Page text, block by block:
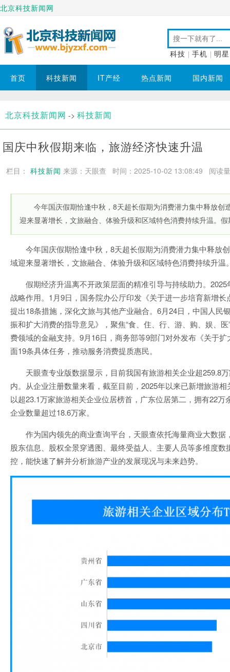
北京科技新闻网
科技 手机 明星
首页 科技新闻 IT产经 热点新闻 国内新闻
北京科技新闻网 -> 科技新闻
国庆中秋假期来临，旅游经济快速升温
栏目： 科技新闻 来源：天眼查 时间：2025-10-02 13:08:49 阅读
今年国庆假期恰逢中秋，8天超长假期为消费潜力集中释放创
迎来显著增长，文旅融合、体验升级和区域特色消费持续升温。
今年国庆假期恰逢中秋，8天超长假期为消费潜力集中释放
域迎来显著增长，文旅融合、体验升级和区域特色消费持续升温
假期经济升温离不开政策层面的精准引导与持续助力。
战略作用。1月9日，国务院办公厅印发《关于进一步培育新增
提出18条措施，深化文旅与其他产业融合。6月24日，中国人民
振和扩大消费的指导意见》，聚焦“食、住、行、游、购、娱、
费领域的金融支持。9月16日，商务部等9部门对外发布《关于
面19条具体任务，推动服务消费提质惠民。
天眼查专业版数据显示，目前我国有旅游相关企业超259.8
内。从企业注册数量来看，截至目前，2025年以来已新增旅游
以超23.1万家旅游相关企业位居榜首，广东位居第二，拥有22
企业数量超过18.6万家。
作为国内领先的商业查询平台，天眼查依托海量商业大数
股东信息、股权全景穿透图、最终受益人、主要人员等多维度
控，能快速了解并分析旅游产业的发展现况与未来趋势。